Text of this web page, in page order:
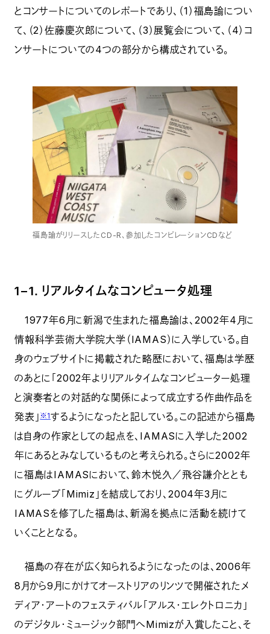
とコンサートについてのレポートであり、（1）福島諭につい
て、（2）佐藤慶次郎について、（3）展覧会について、（4）コ
ンサートについての4つの部分から構成されている。
福島諭がリリースしたCD-R、参加したコンピレーションCDなど
1−1．リアルタイムなコンピュータ処理
1977年6月に新潟で生まれた福島諭は、2002年4月に
情報科学芸術大学院大学（IAMAS）に入学している。自
身のウェブサイトに掲載された略歴において、福島は学歴
のあとに「2002年よりリアルタイムなコンピューター処理
と演奏者との対話的な関係によって成立する作曲作品を
発表」※1するようになったと記している。この記述から福島
は自身の作家としての起点を、IAMASに入学した2002
年にあるとみなしているものと考えられる。さらに2002年
に福島はIAMASにおいて、鈴木悦久／飛谷謙介ととも
にグループ「Mimiz」を結成しており、2004年3月に
IAMASを修了した福島は、新潟を拠点に活動を続けて
いくこととなる。
福島の存在が広く知られるようになったのは、2006年
8月から9月にかけてオーストリアのリンツで開催されたメ
ディア・アートのフェスティバル「アルス・エレクトロニカ」
のデジタル・ミュージック部門へMimizが入賞したこと、そ